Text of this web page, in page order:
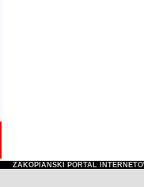
ZAKOPIAŃSKI PORTAL